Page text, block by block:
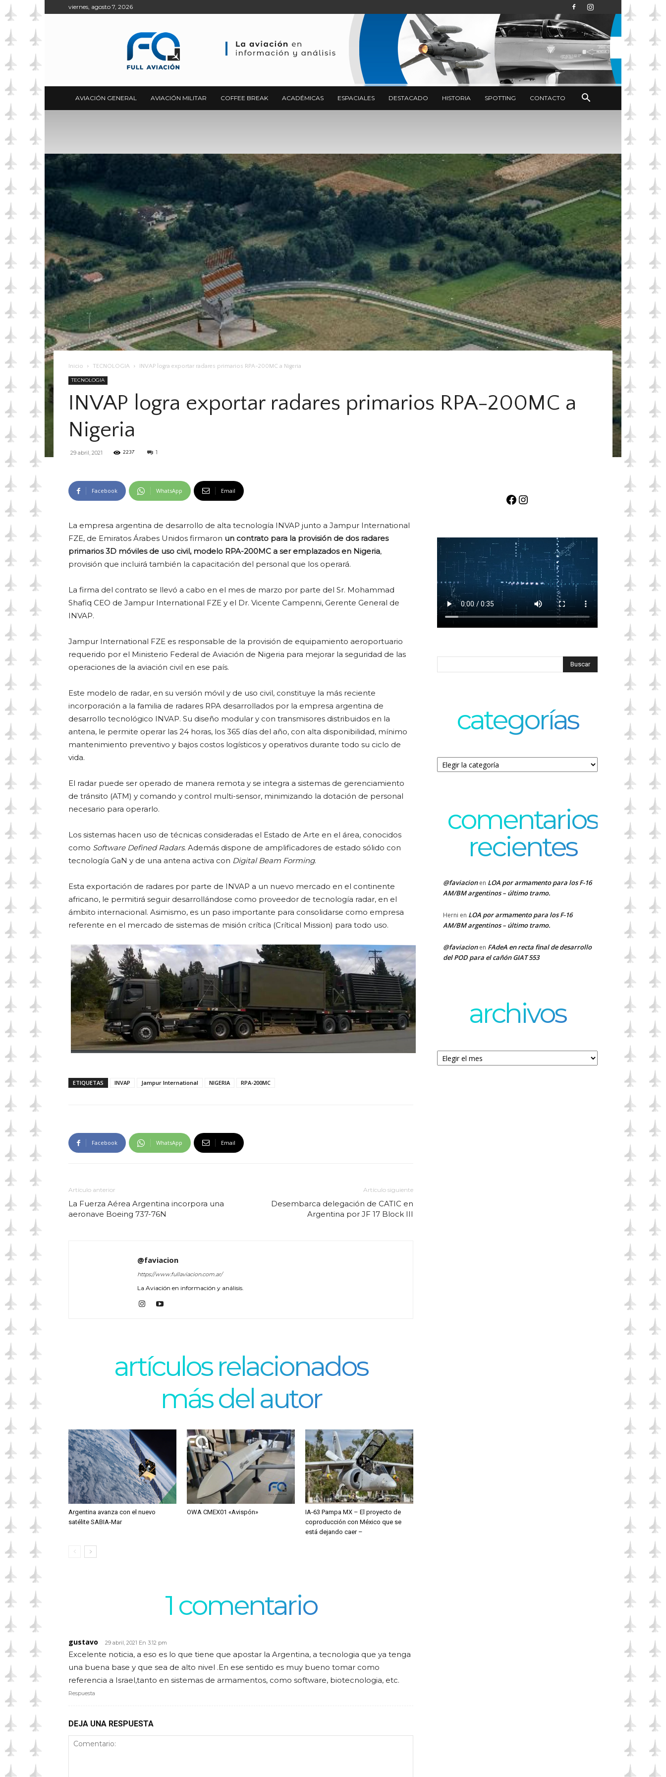
viernes, agosto 7, 2026
AVIACIÓN GENERAL AVIACIÓN MILITAR COFFEE BREAK ACADÉMICAS ESPACIALES DESTACADO HISTORIA SPOTTING CONTACTO
Inicio TECNOLOGIA INVAP logra exportar radares primarios RPA-200MC a Nigeria
TECNOLOGIA
INVAP logra exportar radares primarios RPA-200MC a
Nigeria
29 abril, 2021 2237 1
Facebook WhatsApp Email
La empresa argentina de desarrollo de alta tecnología INVAP junto a Jampur International
FZE, de Emiratos Árabes Unidos firmaron un contrato para la provisión de dos radares
primarios 3D móviles de uso civil, modelo RPA-200MC a ser emplazados en Nigeria,
provisión que incluirá también la capacitación del personal que los operará.
La firma del contrato se llevó a cabo en el mes de marzo por parte del Sr. Mohammad
Shafiq CEO de Jampur International FZE y el Dr. Vicente Campenni, Gerente General de
INVAP.
Jampur International FZE es responsable de la provisión de equipamiento aeroportuario
requerido por el Ministerio Federal de Aviación de Nigeria para mejorar la seguridad de las
operaciones de la aviación civil en ese país.
Este modelo de radar, en su versión móvil y de uso civil, constituye la más reciente
incorporación a la familia de radares RPA desarrollados por la empresa argentina de
desarrollo tecnológico INVAP. Su diseño modular y con transmisores distribuidos en la
antena, le permite operar las 24 horas, los 365 días del año, con alta disponibilidad, mínimo
mantenimiento preventivo y bajos costos logísticos y operativos durante todo su ciclo de
vida.
El radar puede ser operado de manera remota y se integra a sistemas de gerenciamiento
de tránsito (ATM) y comando y control multi-sensor, minimizando la dotación de personal
necesario para operarlo.
Los sistemas hacen uso de técnicas consideradas el Estado de Arte en el área, conocidos
como Software Defined Radars. Además dispone de amplificadores de estado sólido con
tecnología GaN y de una antena activa con Digital Beam Forming.
Esta exportación de radares por parte de INVAP a un nuevo mercado en el continente
africano, le permitirá seguir desarrollándose como proveedor de tecnología radar, en el
ámbito internacional. Asimismo, es un paso importante para consolidarse como empresa
referente en el mercado de sistemas de misión crítica (Crítical Mission) para todo uso.
ETIQUETAS INVAP Jampur International NIGERIA RPA-200MC
Facebook WhatsApp Email
Artículo anterior
La Fuerza Aérea Argentina incorpora una
aeronave Boeing 737-76N
Artículo siguiente
Desembarca delegación de CATIC en
Argentina por JF 17 Block III
@faviacion
https://www.fullaviacion.com.ar/
La Aviación en información y análisis.
artículos relacionados
más del autor
Argentina avanza con el nuevo
satélite SABIA-Mar
OWA CMEX01 «Avispón»
IA-63 Pampa MX – El proyecto de
coproducción con México que se
está dejando caer –
1 comentario
gustavo 29 abril, 2021 En 3:12 pm
Excelente noticia, a eso es lo que tiene que apostar la Argentina, a tecnologia que ya tenga
una buena base y que sea de alto nivel .En ese sentido es muy bueno tomar como
referencia a Israel,tanto en sistemas de armamentos, como software, biotecnologia, etc.
Respuesta
DEJA UNA RESPUESTA
Facebook
Instagram
categorías
Categorías
comentarios
recientes
@faviacionen LOA por armamento para los F-16
AM/BM argentinos – último tramo.
Herni en LOA por armamento para los F-16
AM/BM argentinos – último tramo.
@faviacionen FAdeA en recta final de desarrollo
del POD para el cañón GIAT 553
archivos
Archivos